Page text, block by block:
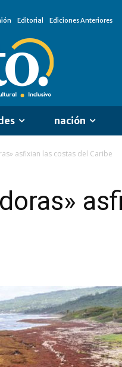
Editorial Ediciones Anteriores
nación
asfixian las costas del Caribe